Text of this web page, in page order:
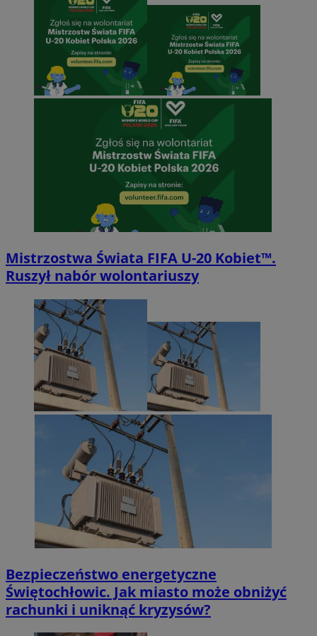
Mistrzostwa Świata FIFA U-20 Kobiet™.
Ruszył nabór wolontariuszy
Bezpieczeństwo energetyczne
Świętochłowic. Jak miasto może obniżyć
rachunki i uniknąć kryzysów?